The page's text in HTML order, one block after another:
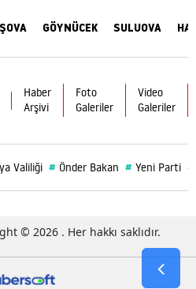
GÖYNÜCEK SULUOVA
Haber
Arşivi
Foto
Galeriler
Video
Galeriler
Valiliği # Önder Bakan # Yeni Parti #
© 2026 . Her hakkı saklıdır.